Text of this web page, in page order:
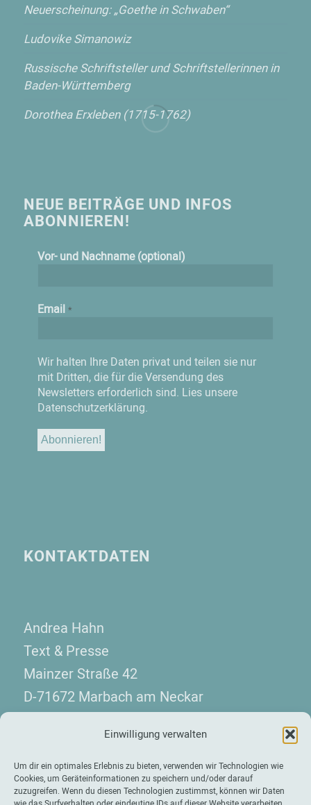
Einwilligung verwalten
Um dir ein optimales Erlebnis zu bieten, verwenden wir Technologien wie
Cookies, um Geräteinformationen zu speichern und/oder darauf
zuzugreifen. Wenn du diesen Technologien zustimmst, können wir Daten
Neuerscheinung: „Goethe in Schwaben“
Ludovike Simanowiz
Russische Schriftsteller und Schriftstellerinnen in
Baden-Württemberg
Dorothea Erxleben (1715-1762)
NEUE BEITRÄGE UND INFOS
ABONNIEREN!
Vor- und Nachname (optional)
Email *
Wir halten Ihre Daten privat und teilen sie nur
mit Dritten, die für die Versendung des
Newsletters erforderlich sind. Lies unsere
Datenschutzerklärung.
KONTAKTDATEN
Andrea Hahn
Text & Presse
Mainzer Straße 42
D-71672 Marbach am Neckar
Telefon: +49 7144 130 08 10
kontakt(at)hahn-presse.de